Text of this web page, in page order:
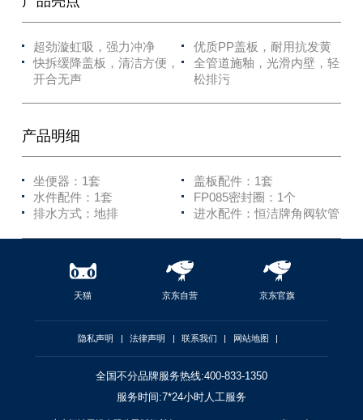
超劲漩虹吸，强力冲净
优质PP盖板，耐用抗发黄
快拆缓降盖板，清洁方便，
开合无声
全管道施釉，光滑内壁，轻
松排污
产品明细
坐便器：1套
盖板配件：1套
水件配件：1套
FP085密封圈：1个
排水方式：地排
进水配件：恒洁牌角阀软管
天猫 京东自营 京东官旗
隐私声明 | 法律声明 | 联系我们 | 网站地图 |
全国不分品牌服务热线:400-833-1350
服务时间:7*24小时人工服务